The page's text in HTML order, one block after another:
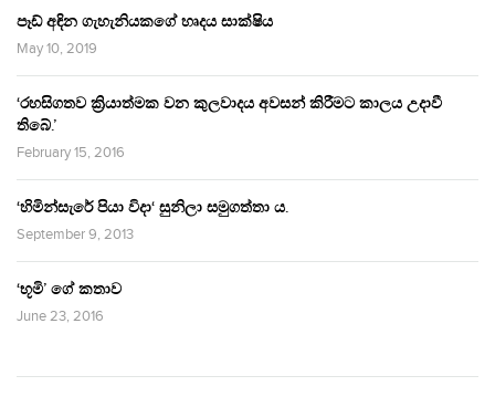
පෑඩ් අඳින ගැහැනියකගේ හෘදය සාක්ෂිය
May 10, 2019
‘රහසිගතව ක්‍රියාත්මක වන කුලවාදය අවසන් කිරීමට කාලය උදාවී
තිබේ.’
February 15, 2016
‘හිමින්සැරේ පියා විදා‘ සුනිලා සමුගත්තා ය.
September 9, 2013
‘භූමි’ ගේ කතාව
June 23, 2016